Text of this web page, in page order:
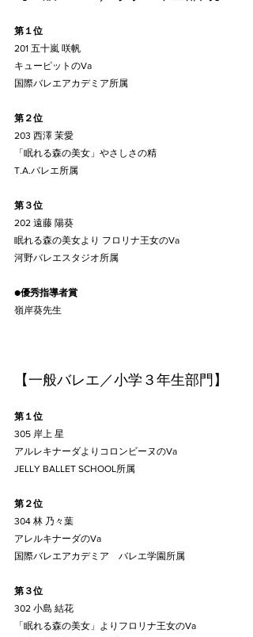
第１位
201 五十嵐 咲帆
キューピットのVa
国際バレエアカデミア所属
第２位
203 西澤 茉愛
「眠れる森の美女」やさしさの精
T.A.バレエ所属
第３位
202 遠藤 陽葵
眠れる森の美女より フロリナ王女のVa
河野バレエスタジオ所属
●優秀指導者賞
嶺岸葵先生
【一般バレエ／小学３年生部門】
第１位
305 岸上 星
アルレキナーダよりコロンビーヌのVa
JELLY BALLET SCHOOL所属
第２位
304 林 乃々葉
アレルキナーダのVa
国際バレエアカデミア　バレエ学園所属
第３位
302 小島 結花
「眠れる森の美女」よりフロリナ王女のVa